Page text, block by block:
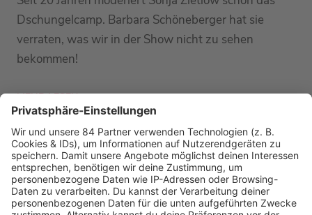
Dschungelcamp. Barbara Schöneberger hat sie
verraten, was wir in der Show nicht zu sehen
bekommen!
MEHR LESEN
PODCAST-GÄSTE: MEHR NEWS